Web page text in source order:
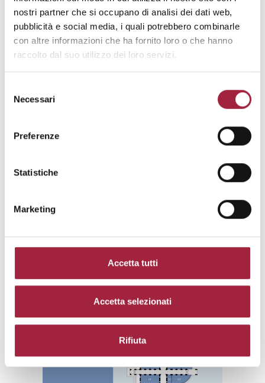
nostri partner che si occupano di analisi dei dati web,
pubblicità e social media, i quali potrebbero combinarle
con altre informazioni che ha fornito loro o che hanno
raccolto dal suo utilizzo dei loro servizi.
delNecessari
Preferenze
Statistiche
Marketing
Accetta tutti
Accetta selezionati
Rifiuta
Media gamma
PER PRODOTTO : Tessuti per
arredamento (Licci, Jacquard, Ignifughi),
Tendaggi (Licci, Jacquard, Ricamati,